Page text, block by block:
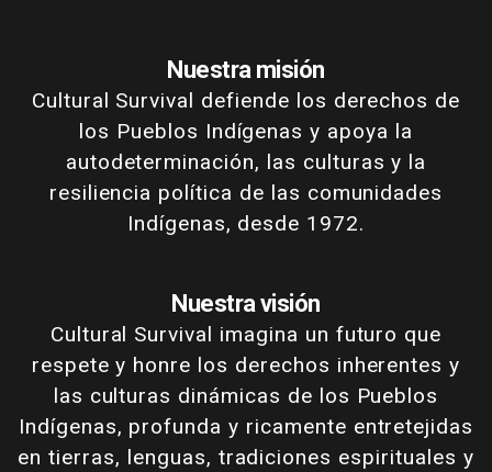
Nuestra misión
Cultural Survival defiende los derechos de
los Pueblos Indígenas y apoya la
autodeterminación, las culturas y la
resiliencia política de las comunidades
Indígenas, desde 1972.
Nuestra visión
Cultural Survival imagina un futuro que
respete y honre los derechos inherentes y
las culturas dinámicas de los Pueblos
Indígenas, profunda y ricamente entretejidas
en tierras, lenguas, tradiciones espirituales y